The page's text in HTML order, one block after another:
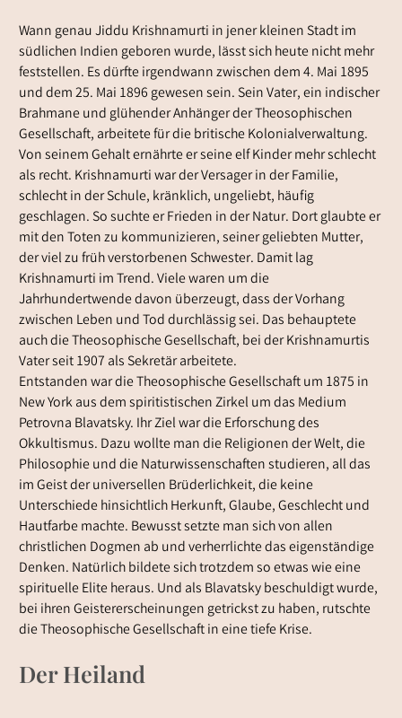
Wann genau Jiddu Krishnamurti in jener kleinen Stadt im
südlichen Indien geboren wurde, lässt sich heute nicht mehr
feststellen. Es dürfte irgendwann zwischen dem 4. Mai 1895
und dem 25. Mai 1896 gewesen sein. Sein Vater, ein indischer
Brahmane und glühender Anhänger der Theosophischen
Gesellschaft, arbeitete für die britische Kolonialverwaltung.
Von seinem Gehalt ernährte er seine elf Kinder mehr schlecht
als recht. Krishnamurti war der Versager in der Familie,
schlecht in der Schule, kränklich, ungeliebt, häufig
geschlagen. So suchte er Frieden in der Natur. Dort glaubte er
mit den Toten zu kommunizieren, seiner geliebten Mutter,
der viel zu früh verstorbenen Schwester. Damit lag
Krishnamurti im Trend. Viele waren um die
Jahrhundertwende davon überzeugt, dass der Vorhang
zwischen Leben und Tod durchlässig sei. Das behauptete
auch die Theosophische Gesellschaft, bei der Krishnamurtis
Vater seit 1907 als Sekretär arbeitete.
Entstanden war die Theosophische Gesellschaft um 1875 in
New York aus dem spiritistischen Zirkel um das Medium
Petrovna Blavatsky. Ihr Ziel war die Erforschung des
Okkultismus. Dazu wollte man die Religionen der Welt, die
Philosophie und die Naturwissenschaften studieren, all das
im Geist der universellen Brüderlichkeit, die keine
Unterschiede hinsichtlich Herkunft, Glaube, Geschlecht und
Hautfarbe machte. Bewusst setzte man sich von allen
christlichen Dogmen ab und verherrlichte das eigenständige
Denken. Natürlich bildete sich trotzdem so etwas wie eine
spirituelle Elite heraus. Und als Blavatsky beschuldigt wurde,
bei ihren Geistererscheinungen getrickst zu haben, rutschte
die Theosophische Gesellschaft in eine tiefe Krise.
Der Heiland